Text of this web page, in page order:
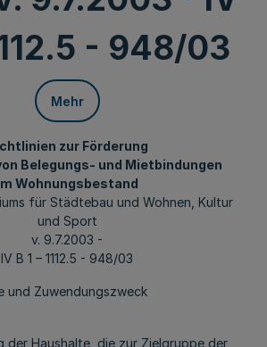
- 948/03
Mehr
zur Förderung
Belegungs- und Mietbindungen
Wohnungsbestand
für Städtebau und Wohnen, Kultur
und Sport
v. 9.7.2003 -
IV B 1 – 1112.5 - 948/03
und Zuwendungszweck
der Haushalte, die zur Zielgruppe der